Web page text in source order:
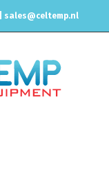
sales@celtemp.nl